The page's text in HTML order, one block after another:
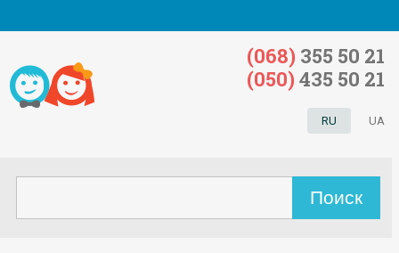
RU UA
(068) 355 50 21
(050) 435 50 21